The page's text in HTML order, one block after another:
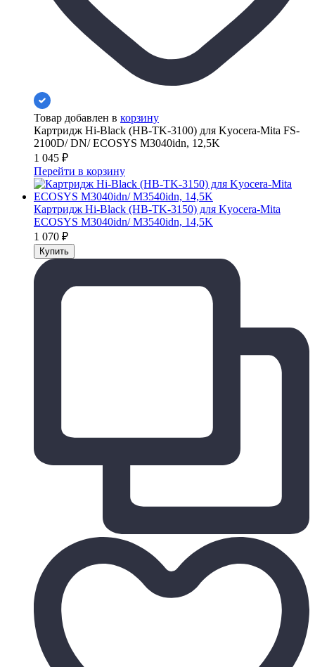
Товар добавлен в корзину
Картридж Hi-Black (HB-TK-3100) для Kyocera-Mita FS-
2100D/ DN/ ECOSYS M3040idn, 12,5K
1 045 ₽
Перейти в корзину
Картридж Hi-Black (HB-TK-3150) для Kyocera-Mita
ECOSYS M3040idn/ M3540idn, 14,5K
1 070 ₽